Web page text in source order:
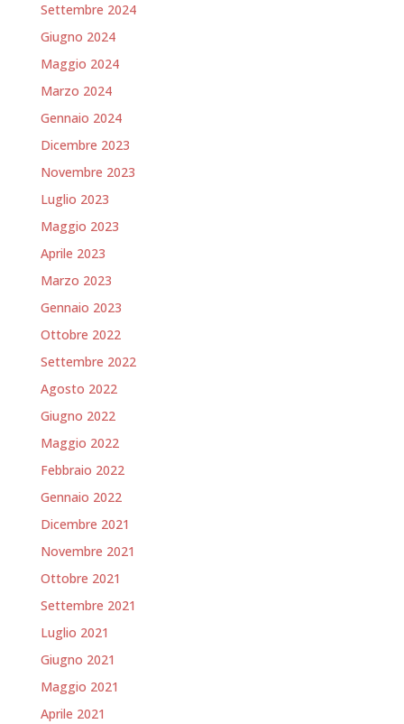
Settembre 2024
Giugno 2024
Maggio 2024
Marzo 2024
Gennaio 2024
Dicembre 2023
Novembre 2023
Luglio 2023
Maggio 2023
Aprile 2023
Marzo 2023
Gennaio 2023
Ottobre 2022
Settembre 2022
Agosto 2022
Giugno 2022
Maggio 2022
Febbraio 2022
Gennaio 2022
Dicembre 2021
Novembre 2021
Ottobre 2021
Settembre 2021
Luglio 2021
Giugno 2021
Maggio 2021
Aprile 2021